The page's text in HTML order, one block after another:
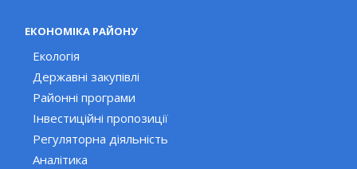
ЕКОНОМІКА РАЙОНУ
Екологія
Державні закупівлі
Районні програми
Інвестиційні пропозиції
Регуляторна діяльність
Аналітика